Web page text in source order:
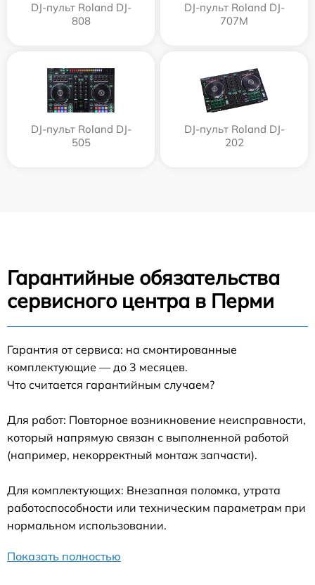
DJ-пульт Roland DJ-
808
DJ-пульт Roland DJ-
707M
DJ-пульт Roland DJ-
505
DJ-пульт Roland DJ-
202
Гарантийные обязательства
сервисного центра в Перми
Гарантия от сервиса: на смонтированные
комплектующие — до 3 месяцев.
Что считается гарантийным случаем?
Для работ: Повторное возникновение неисправности,
который напрямую связан с выполненной работой
(например, некорректный монтаж запчасти).
Для комплектующих: Внезапная поломка, утрата
работоспособности или техническим параметрам при
нормальном использовании.
Показать полностью